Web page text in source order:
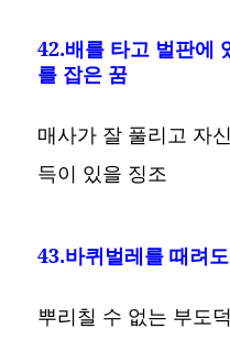
42.배를 타고 벌판에
를 잡은 꿈
매사가 잘 풀리고 자
득이 있을 징조
43.바퀴벌레를 때려
뿌리칠 수 없는 부도